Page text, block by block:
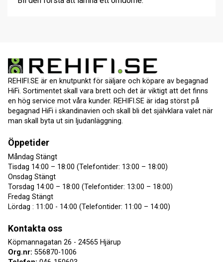
REHIFI.SE är en knutpunkt för säljare och köpare av begagnad
HiFi. Sortimentet skall vara brett och det är viktigt att det finns
en hög service mot våra kunder. REHIFI.SE är idag störst på
begagnad HiFi i skandinavien och skall bli det självklara valet när
man skall byta ut sin ljudanläggning.
Öppetider
Måndag Stängt
Tisdag 14:00 – 18:00 (Telefontider: 13:00 – 18:00)
Onsdag Stängt
Torsdag 14:00 – 18:00 (Telefontider: 13:00 – 18:00)
Fredag Stängt
Lördag : 11:00 - 14:00 (Telefontider: 11:00 – 14:00)
Kontakta oss
Köpmannagatan 26 - 24565 Hjärup
Org.nr: 556870-1006